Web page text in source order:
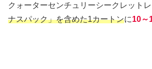
クォーターセンチュリーシークレットレ
ナスパック」を含めた1カートンに10～